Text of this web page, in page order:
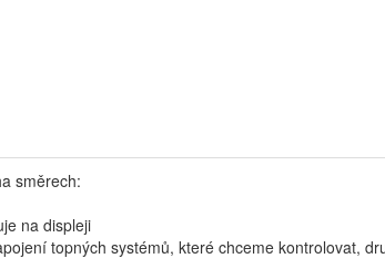
směrech:
na displeji
topných systémů, které chceme kontrolovat,